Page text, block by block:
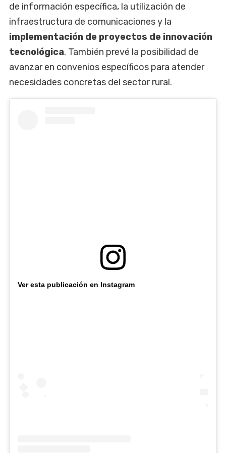
de información específica, la utilización de
infraestructura de comunicaciones y la
implementación de proyectos de innovación
tecnológica. También prevé la posibilidad de
avanzar en convenios específicos para atender
necesidades concretas del sector rural.
Ver esta publicación en Instagram